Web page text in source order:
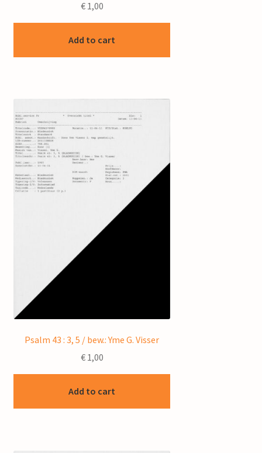
€1,00
Add to cart
Psalm 43 : 3, 5 / bew.: Yme G. Visser
€1,00
Add to cart